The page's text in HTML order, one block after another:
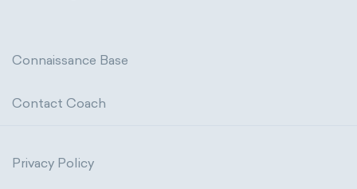
Connaissance Base
Contact Coach
Privacy Policy